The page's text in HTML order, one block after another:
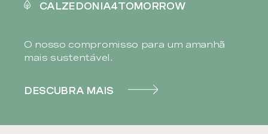
CALZEDONIA4TOMORROW
O nosso compromisso para um amanhã
mais sustentável.
DESCUBRA MAIS